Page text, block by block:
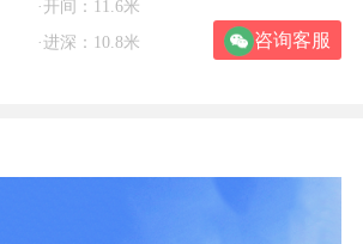
·开间：11.6米
·进深：10.8米
咨询客服